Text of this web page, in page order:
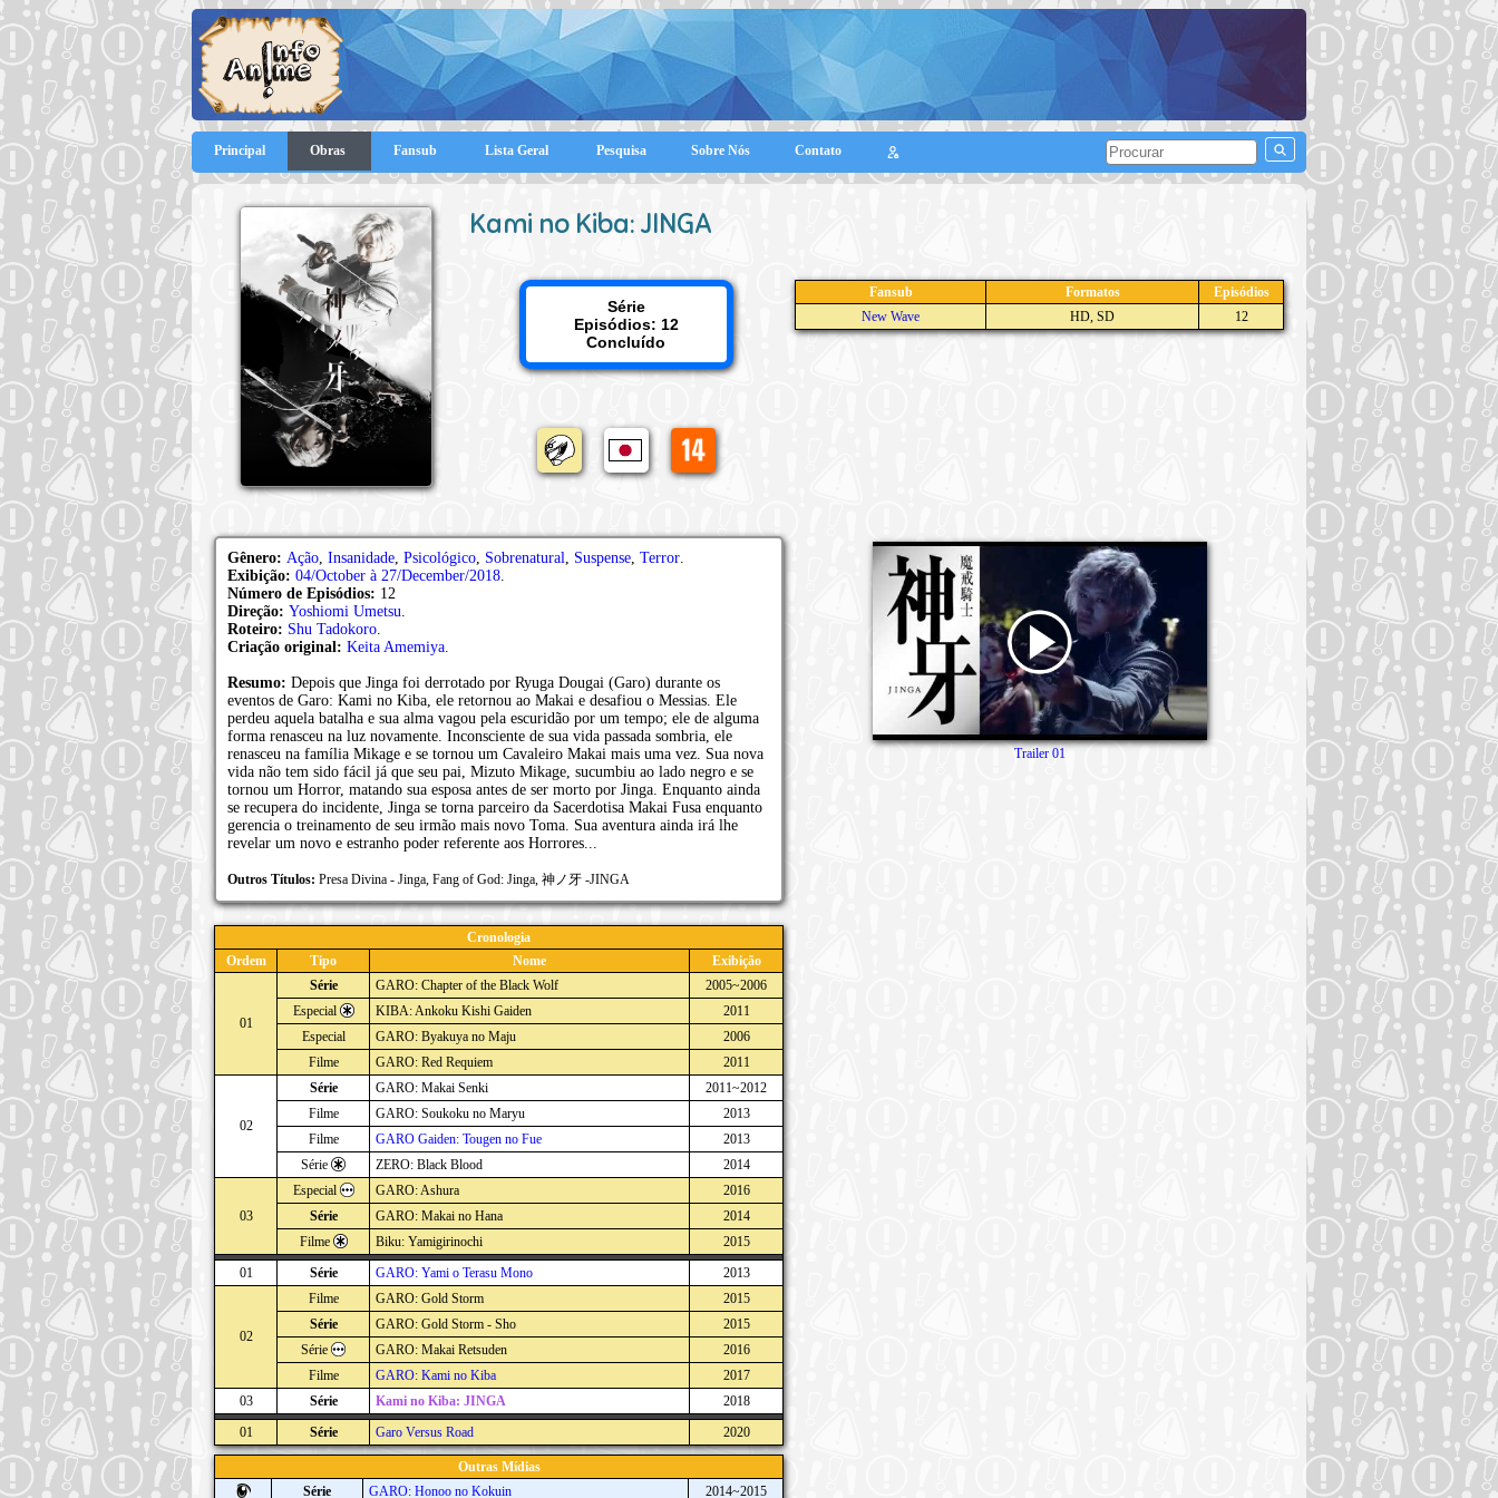
Principal Obras Fansub Lista Geral Pesquisa Sobre Nós Contato
Kami no Kiba: JINGA
Série
Episódios: 12
Concluído
Fansub Formatos
Episódios
New Wave
HD, SD 12
Gênero: Ação, Insanidade, Psicológico, Sobrenatural, Suspense, Terror.
Exibição: 04/October à 27/December/2018.
Número de Episódios: 12
Direção: Yoshiomi Umetsu.
Roteiro: Shu Tadokoro.
Criação original: Keita Amemiya.
Resumo: Depois que Jinga foi derrotado por Ryuga Dougai (Garo) durante os
eventos de Garo: Kami no Kiba, ele retornou ao Makai e desafiou o Messias. Ele
perdeu aquela batalha e sua alma vagou pela escuridão por um tempo; ele de alguma
forma renasceu na luz novamente. Inconsciente de sua vida passada sombria, ele
renasceu na família Mikage e se tornou um Cavaleiro Makai mais uma vez. Sua nova
vida não tem sido fácil já que seu pai, Mizuto Mikage, sucumbiu ao lado negro e se
tornou um Horror, matando sua esposa antes de ser morto por Jinga. Enquanto ainda
se recupera do incidente, Jinga se torna parceiro da Sacerdotisa Makai Fusa enquanto
gerencia o treinamento de seu irmão mais novo Toma. Sua aventura ainda irá lhe
revelar um novo e estranho poder referente aos Horrores...
Outros Títulos: Presa Divina - Jinga, Fang of God: Jinga, 神ノ牙 -JINGA
Cronologia
Ordem
Tipo Nome Exibição
01
Série GARO: Chapter of the Black Wolf
2005~2006
Especial
KIBA: Ankoku Kishi Gaiden
2011
Especial
GARO: Byakuya no Maju
2006
Filme
GARO: Red Requiem 2011
02
Série GARO: Makai Senki
2011~2012
Filme
GARO: Soukoku no Maryu
2013
Filme
GARO Gaiden: Tougen no Fue
2013
Série
ZERO: Black Blood 2014
03
Especial GARO: Ashura
2016
Série
GARO: Makai no Hana
2014
Filme
Biku: Yamigirinochi
2015
01
Série GARO: Yami o Terasu Mono 2013
02
Filme GARO: Gold Storm
2015
Série
GARO: Gold Storm - Sho
2015
Série
GARO: Makai Retsuden
2016
Filme
GARO: Kami no Kiba
2017
03
Série Kami no Kiba: JINGA
2018
01
Série Garo Versus Road 2020
Outras Mídias
Série
GARO: Honoo no Kokuin 2014~2015
Trailer 01